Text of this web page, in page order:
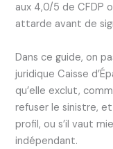
aux 4,0/5 de CFDP
attarde avant de
Dans ce guide, on
juridique Caisse
qu’elle exclut,
refuser le sinistre,
profil, ou s’il vaut
indépendant.